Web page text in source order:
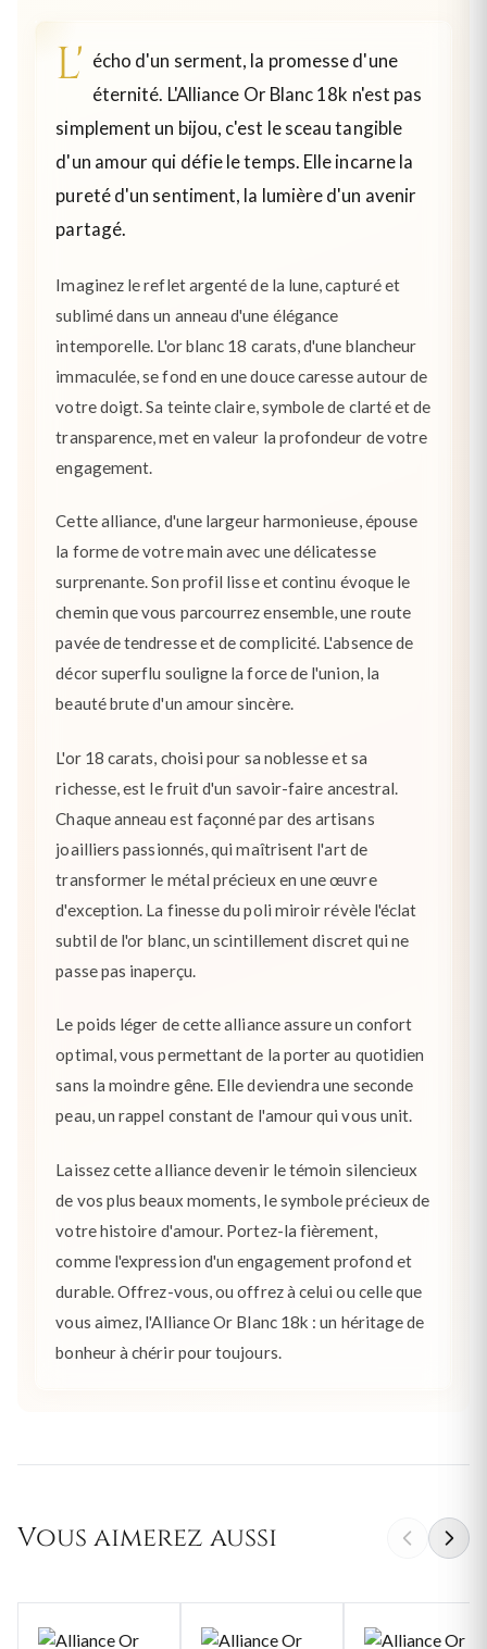
L' écho d'un serment, la promesse d'une
éternité. L'Alliance Or Blanc 18k n'est pas
simplement un bijou, c'est le sceau tangible
d'un amour qui défie le temps. Elle incarne la
pureté d'un sentiment, la lumière d'un avenir
partagé.
Imaginez le reflet argenté de la lune, capturé et
sublimé dans un anneau d'une élégance
intemporelle. L'or blanc 18 carats, d'une blancheur
immaculée, se fond en une douce caresse autour de
votre doigt. Sa teinte claire, symbole de clarté et de
transparence, met en valeur la profondeur de votre
engagement.
Cette alliance, d'une largeur harmonieuse, épouse
la forme de votre main avec une délicatesse
surprenante. Son profil lisse et continu évoque le
chemin que vous parcourrez ensemble, une route
pavée de tendresse et de complicité. L'absence de
décor superflu souligne la force de l'union, la
beauté brute d'un amour sincère.
L'or 18 carats, choisi pour sa noblesse et sa
richesse, est le fruit d'un savoir-faire ancestral.
Chaque anneau est façonné par des artisans
joailliers passionnés, qui maîtrisent l'art de
transformer le métal précieux en une œuvre
d'exception. La finesse du poli miroir révèle l'éclat
subtil de l'or blanc, un scintillement discret qui ne
passe pas inaperçu.
Le poids léger de cette alliance assure un confort
optimal, vous permettant de la porter au quotidien
sans la moindre gêne. Elle deviendra une seconde
peau, un rappel constant de l'amour qui vous unit.
Laissez cette alliance devenir le témoin silencieux
de vos plus beaux moments, le symbole précieux de
votre histoire d'amour. Portez-la fièrement,
comme l'expression d'un engagement profond et
durable. Offrez-vous, ou offrez à celui ou celle que
vous aimez, l'Alliance Or Blanc 18k : un héritage de
bonheur à chérir pour toujours.
Vous aimerez aussi